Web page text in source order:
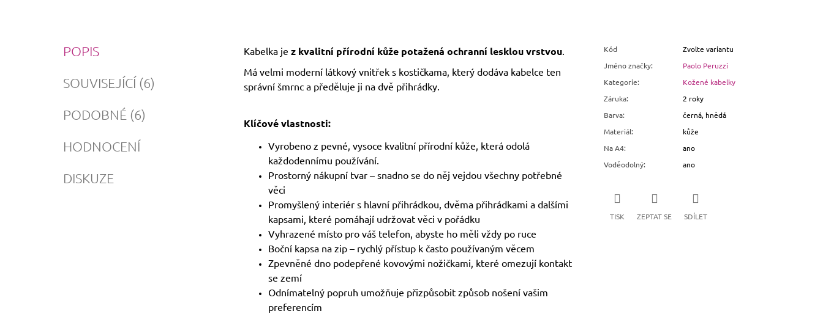
POPIS
SOUVISEJÍCÍ (6)
PODOBNÉ (6)
HODNOCENÍ
DISKUZE
Kabelka je z kvalitní přírodní kůže potažená ochranní lesklou vrstvou.
Má velmi moderní látkový vnitřek s kostičkama, který dodáva kabelce ten
správní šmrnc a předěluje ji na dvě přihrádky.
Klíčové vlastnosti:
Vyrobeno z pevné, vysoce kvalitní přírodní kůže, která odolá
každodennímu používání.
Prostorný nákupní tvar – snadno se do něj vejdou všechny potřebné
věci
Promyšlený interiér s hlavní přihrádkou, dvěma přihrádkami a dalšími
kapsami, které pomáhají udržovat věci v pořádku
Vyhrazené místo pro váš telefon, abyste ho měli vždy po ruce
Boční kapsa na zip – rychlý přístup k často používaným věcem
Zpevněné dno podepřené kovovými nožičkami, které omezují kontakt
se zemí
Odnímatelný popruh umožňuje přizpůsobit způsob nošení vašim
preferencím
Kód
Zvolte variantu
Jméno značky:
Paolo Peruzzi
Kategorie:
Kožené kabelky
Záruka:
2 roky
Barva:
černá, hnědá
Materiál:
kůže
Na A4:
ano
Voděodolný: ano
TISK ZEPTAT SE SDÍLET